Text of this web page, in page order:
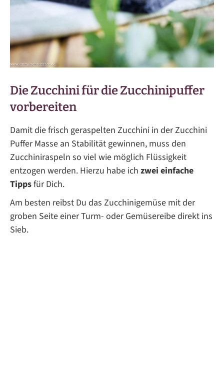
Die Zucchini für die Zucchinipuffer
vorbereiten
Damit die frisch geraspelten Zucchini in der Zucchini
Puffer Masse an Stabilität gewinnen, muss den
Zucchiniraspeln so viel wie möglich Flüssigkeit
entzogen werden. Hierzu habe ich zwei einfache
Tippsfür Dich.
Am besten reibst Du das Zucchinigemüse mit der
groben Seite einer Turm- oder Gemüsereibe direkt ins
Sieb.